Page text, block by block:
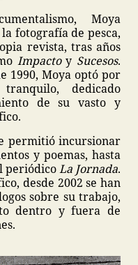
Moya
fotografía de pesca,
revista, tras años
Impactoy Sucesos.
1990, Moya optó por
dedicado
de su vasto y
permitió incursionar
y poemas, hasta
periódicoLa Jornada.
desde 2002 se han
sobre su trabajo,
dentro y fuera de